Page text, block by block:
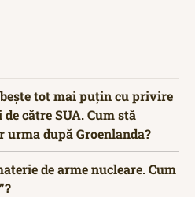
tot mai puțin cu privire
către SUA. Cum stă
urma după Groenlanda?
de arme nucleare. Cum